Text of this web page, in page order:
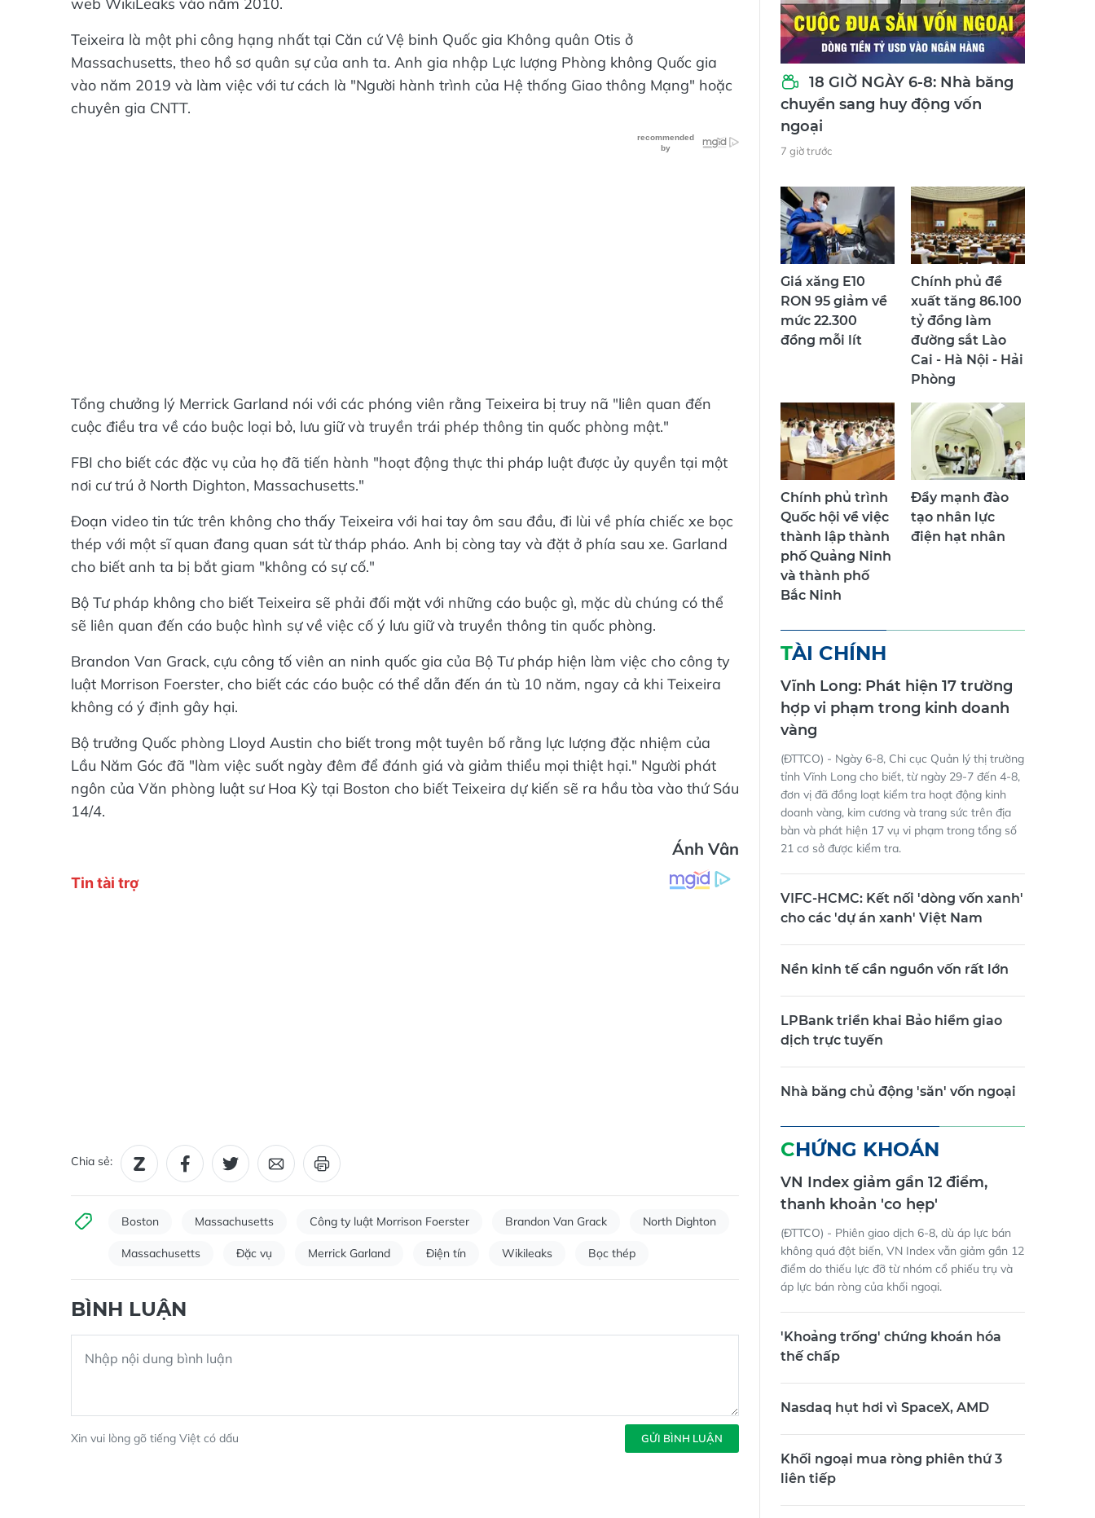
web WikiLeaks vào năm 2010.
Teixeira là một phi công hạng nhất tại Căn cứ Vệ binh Quốc gia Không quân Otis ở
Massachusetts, theo hồ sơ quân sự của anh ta. Anh gia nhập Lực lượng Phòng không Quốc gia
vào năm 2019 và làm việc với tư cách là "Người hành trình của Hệ thống Giao thông Mạng" hoặc
chuyên gia CNTT.
Tổng chưởng lý Merrick Garland nói với các phóng viên rằng Teixeira bị truy nã "liên quan đến
cuộc điều tra về cáo buộc loại bỏ, lưu giữ và truyền trái phép thông tin quốc phòng mật."
FBI cho biết các đặc vụ của họ đã tiến hành "hoạt động thực thi pháp luật được ủy quyền tại một
nơi cư trú ở North Dighton, Massachusetts."
Đoạn video tin tức trên không cho thấy Teixeira với hai tay ôm sau đầu, đi lùi về phía chiếc xe bọc
thép với một sĩ quan đang quan sát từ tháp pháo. Anh bị còng tay và đặt ở phía sau xe. Garland
cho biết anh ta bị bắt giam "không có sự cố."
Bộ Tư pháp không cho biết Teixeira sẽ phải đối mặt với những cáo buộc gì, mặc dù chúng có thể
sẽ liên quan đến cáo buộc hình sự về việc cố ý lưu giữ và truyền thông tin quốc phòng.
Brandon Van Grack, cựu công tố viên an ninh quốc gia của Bộ Tư pháp hiện làm việc cho công ty
luật Morrison Foerster, cho biết các cáo buộc có thể dẫn đến án tù 10 năm, ngay cả khi Teixeira
không có ý định gây hại.
Bộ trưởng Quốc phòng Lloyd Austin cho biết trong một tuyên bố rằng lực lượng đặc nhiệm của
Lầu Năm Góc đã "làm việc suốt ngày đêm để đánh giá và giảm thiểu mọi thiệt hại." Người phát
ngôn của Văn phòng luật sư Hoa Kỳ tại Boston cho biết Teixeira dự kiến sẽ ra hầu tòa vào thứ Sáu
14/4.
Ánh Vân
Chia sẻ:
Boston Massachusetts Công ty luật Morrison Foerster Brandon Van Grack North Dighton
Massachusetts Đặc vụ Merrick Garland Điện tín Wikileaks Bọc thép
BÌNH LUẬN
Xin vui lòng gõ tiếng Việt có dấu GỬI BÌNH LUẬN
18 GIỜ NGÀY 6-8: Nhà băng
chuyển sang huy động vốn
ngoại
7 giờ trước
Giá xăng E10
RON 95 giảm về
mức 22.300
đồng mỗi lít
Chính phủ đề
xuất tăng 86.100
tỷ đồng làm
đường sắt Lào
Cai - Hà Nội - Hải
Phòng
Chính phủ trình
Quốc hội về việc
thành lập thành
phố Quảng Ninh
và thành phố
Bắc Ninh
Đẩy mạnh đào
tạo nhân lực
điện hạt nhân
TÀI CHÍNH
Vĩnh Long: Phát hiện 17 trường
hợp vi phạm trong kinh doanh
vàng
(ĐTTCO) - Ngày 6-8, Chi cục Quản lý thị trường
tỉnh Vĩnh Long cho biết, từ ngày 29-7 đến 4-8,
đơn vị đã đồng loạt kiểm tra hoạt động kinh
doanh vàng, kim cương và trang sức trên địa
bàn và phát hiện 17 vụ vi phạm trong tổng số
21 cơ sở được kiểm tra.
VIFC-HCMC: Kết nối 'dòng vốn xanh'
cho các 'dự án xanh' Việt Nam
Nền kinh tế cần nguồn vốn rất lớn
LPBank triển khai Bảo hiểm giao
dịch trực tuyến
Nhà băng chủ động 'săn' vốn ngoại
CHỨNG KHOÁN
VN Index giảm gần 12 điểm,
thanh khoản 'co hẹp'
(ĐTTCO) - Phiên giao dịch 6-8, dù áp lực bán
không quá đột biến, VN Index vẫn giảm gần 12
điểm do thiếu lực đỡ từ nhóm cổ phiếu trụ và
áp lực bán ròng của khối ngoại.
'Khoảng trống' chứng khoán hóa
thế chấp
Nasdaq hụt hơi vì SpaceX, AMD
Khối ngoại mua ròng phiên thứ 3
liên tiếp